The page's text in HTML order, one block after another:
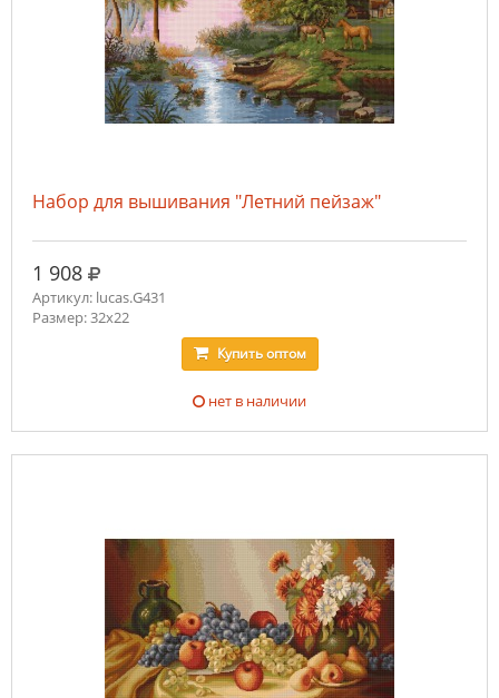
Набор для вышивания "Летний пейзаж"
1 908 руб.
Артикул: lucas.G431
Размер: 32x22
Купитьоптом
нет в наличии